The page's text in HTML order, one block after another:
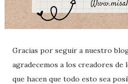
Gracias por seguir a nuestro
agradecemos a los creadores
que hacen que todo esto sea